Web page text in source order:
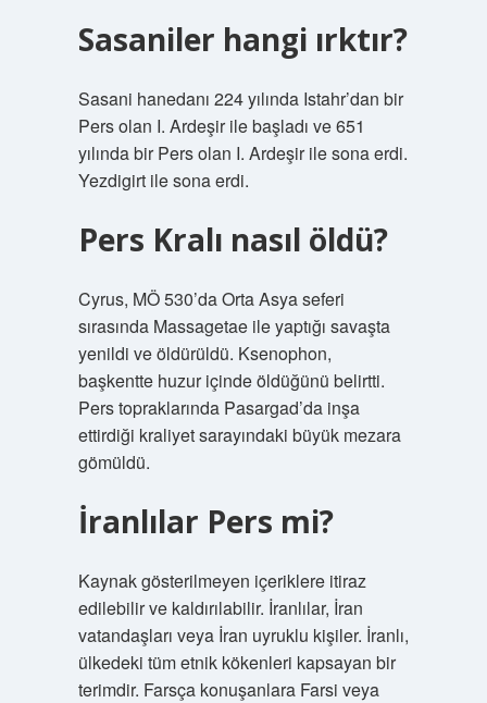
Sasaniler hangi ırktır?
Sasani hanedanı 224 yılında Istahr’dan bir
Pers olan I. Ardeşir ile başladı ve 651
yılında bir Pers olan I. Ardeşir ile sona erdi.
Yezdigirt ile sona erdi.
Pers Kralı nasıl öldü?
Cyrus, MÖ 530’da Orta Asya seferi
sırasında Massagetae ile yaptığı savaşta
yenildi ve öldürüldü. Ksenophon,
başkentte huzur içinde öldüğünü belirtti.
Pers topraklarında Pasargad’da inşa
ettirdiği kraliyet sarayındaki büyük mezara
gömüldü.
İranlılar Pers mi?
Kaynak gösterilmeyen içeriklere itiraz
edilebilir ve kaldırılabilir. İranlılar, İran
vatandaşları veya İran uyruklu kişiler. İranlı,
ülkedeki tüm etnik kökenleri kapsayan bir
terimdir. Farsça konuşanlara Farsi veya